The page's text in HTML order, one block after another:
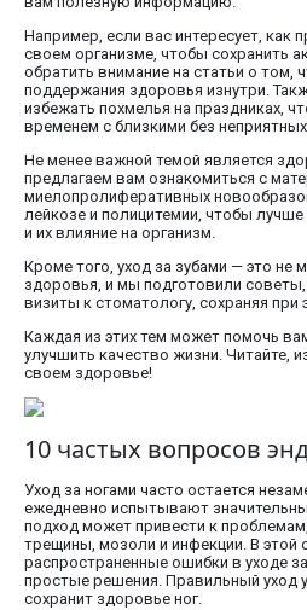
Например, если вас интересует, как
своем организме, чтобы сохранить
обратить внимание на статьи о том,
поддержания здоровья изнутри.
избежать похмелья на праздниках,
временем с близкими без
Не менее важной темой является
предлагаем вам ознакомиться с
миелопролиферативных
лейкозе и полицитемии, чтобы
и их влияние на организм.
Кроме того, уход за зубами — это не
здоровья, и мы подготовили
визиты к стоматологу, сохраняя
Каждая из этих тем может помочь
улучшить качество жизни. Читайте,
своем здоровье!
10 частых вопросов
Уход за ногами часто остается
ежедневно испытывают
подход может привести к
трещины, мозоли и инфекции. В этой
распространенные ошибки в уходе
простые решения. Правильный уход
сохранит здоровье ног.